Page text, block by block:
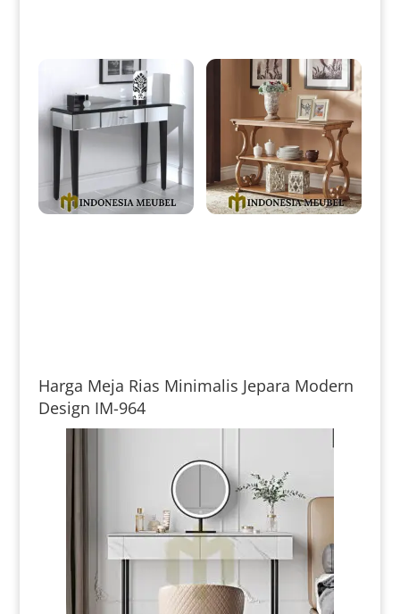
Harga Meja Rias Minimalis Jepara Modern
Design IM-964